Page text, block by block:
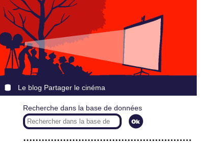
Le blog Partager le cinéma
Recherche dans la base de données